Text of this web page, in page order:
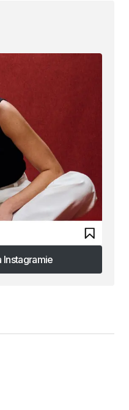
Instagramie
Instagramie